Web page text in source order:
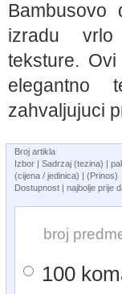
izradu
teksture.
zahvaljujuci
Broj artikla
Izbor | Sadrzaj (tezina) |
(cijena / jedinica) | (Prinos)
Dostupnost | najbolje prije
broj